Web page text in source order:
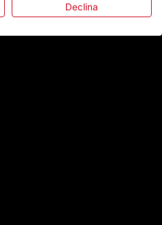
Declina